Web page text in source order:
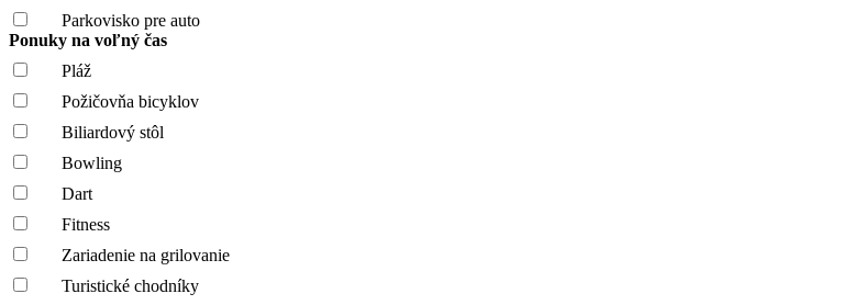
Parkovisko pre auto
Ponuky na voľný čas
Pláž
Požičovňa bicyklov
Biliardový stôl
Bowling
Dart
Fitness
Zariadenie na grilovanie
Turistické chodníky